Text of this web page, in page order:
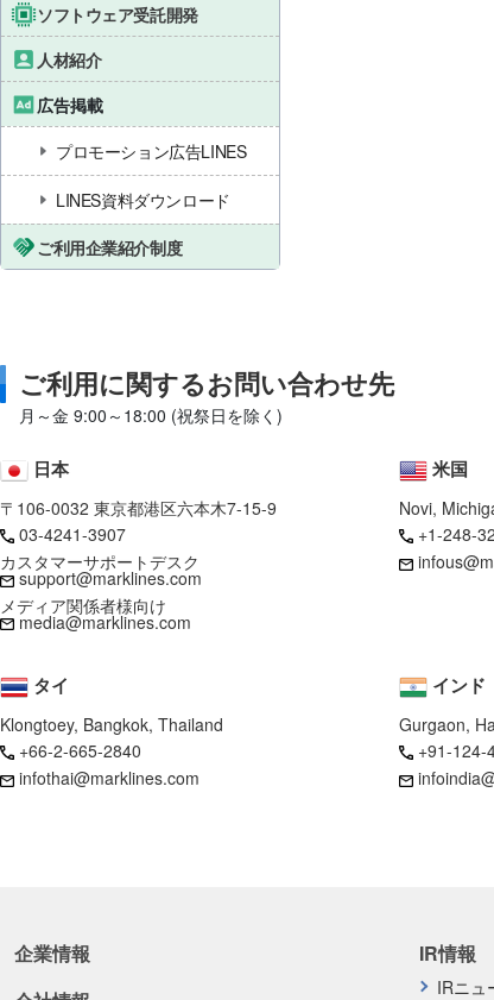
ソフトウェア受託開発
人材紹介
広告掲載
プロモーション広告LINES
LINES資料ダウンロード
ご利用企業紹介制度
ご利用に関するお問い合わせ先
月～金 9:00～18:00 (祝祭日を除く)
日本
〒106-0032 東京都港区六本木7-15-9
03-4241-3907
カスタマーサポートデスク
support@marklines.com
メディア関係者様向け
media@marklines.com
米国
Novi,
+1-248-
タイ
Klongtoey, Bangkok, Thailand
+66-2-665-2840
infothai@marklines.com
インド
Gurgaon,
+91-124-
企業情報 IR情報
IRニュ